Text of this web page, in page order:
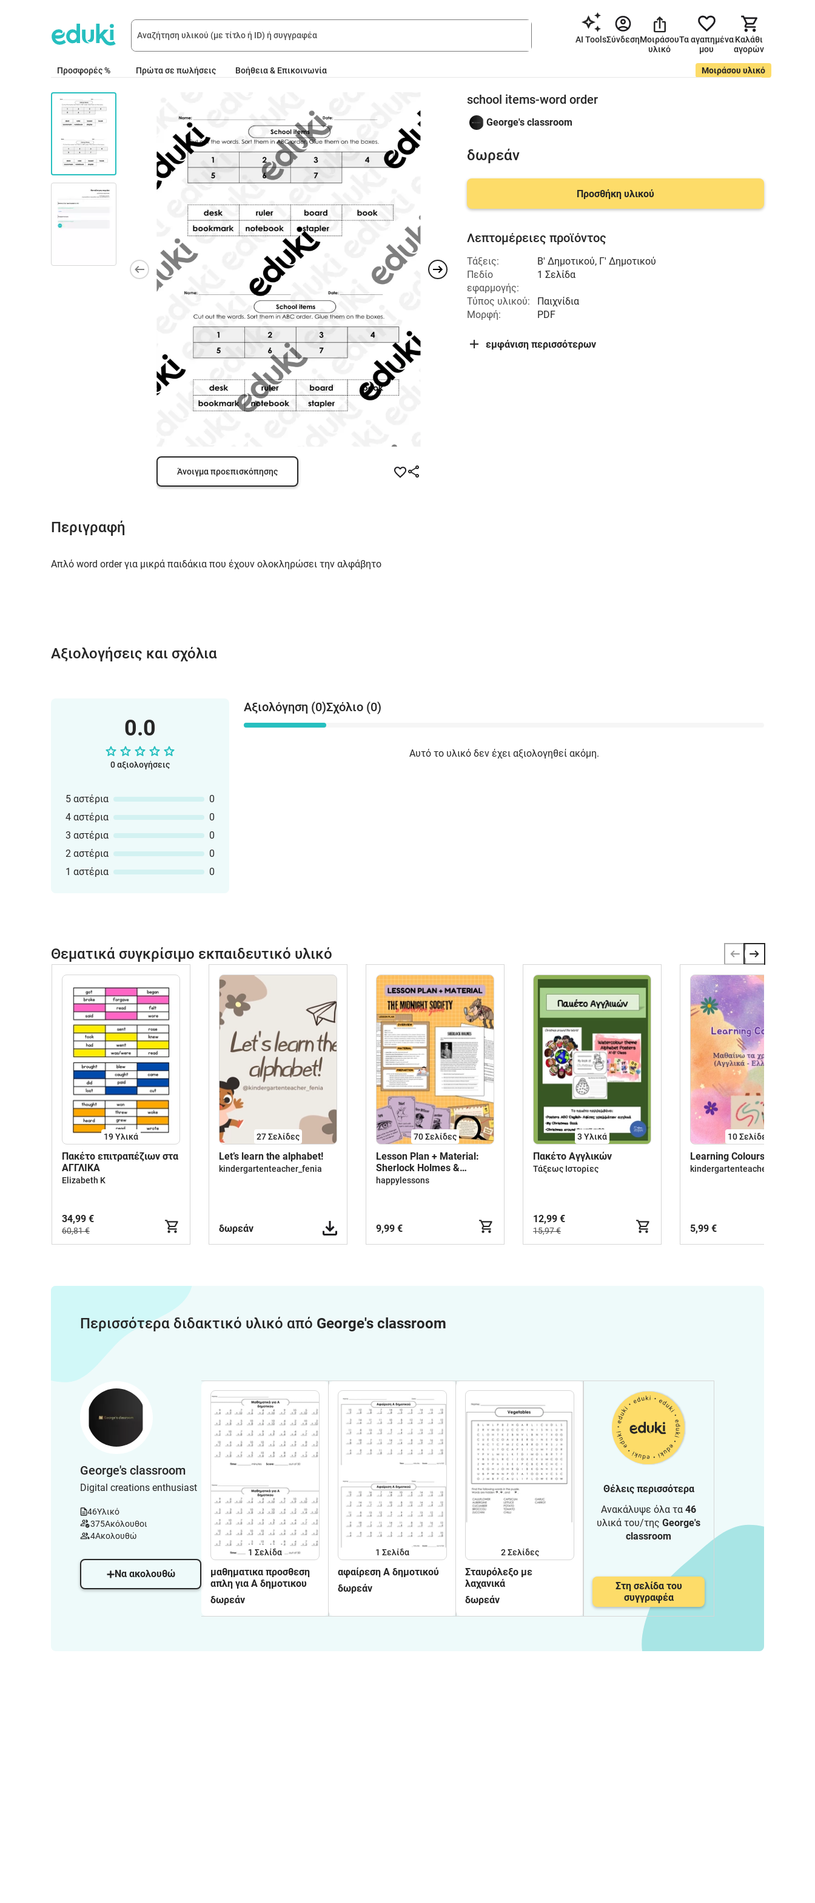
AI ToolsΣύνδεσηΜοιράσου
υλικό
Τα αγαπημένα
μου
Καλάθι
αγορών
Προσφορές % Πρώτα σε πωλήσεις Μοιράσου υλικό
Βοήθεια & Επικοινωνία
Άνοιγμα προεπισκόπησης
Περιγραφή
Απλό word order για μικρά παιδάκια που έχουν ολοκληρώσει την αλφάβητο
school items-word order
George's classroom
δωρεάν
Προσθήκη υλικού
Λεπτομέρειες προϊόντος
Τάξεις: Β' Δημοτικού, Γ' Δημοτικού
Πεδίο
εφαρμογής:
1 Σελίδα
Τύπος υλικού:
Παιχνίδια
Μορφή:
PDF
εμφάνιση περισσότερων
Αξιολογήσεις και σχόλια
0.0
0 αξιολογήσεις
5 αστέρια
0
4 αστέρια
0
3 αστέρια
0
2 αστέρια
0
1 αστέρια
0
Αξιολόγηση (0)Σχόλιο (0)
Αυτό το υλικό δεν έχει αξιολογηθεί ακόμη.
Θεματικά συγκρίσιμο εκπαιδευτικό υλικό
19 Υλικά
Πακέτο επιτραπέζιων στα
ΑΓΓΛΙΚΑ
Elizabeth K
34,99 €
60,81 €
27Σελίδες
Let’s learn the alphabet!
kindergartenteacher_fenia
δωρεάν
70Σελίδες
Lesson Plan + Material:
Sherlock Holmes &
Detective Stories
happylessons
9,99 €
3 Υλικά
Πακέτο Αγγλικών
Τάξεως Ιστορίες
12,99 €
15,97 €
10Σελίδες
Learning Colours!
kindergartenteacher_fenia
5,99 €
Περισσότερα διδακτικό υλικό από George's classroom
George's classroom
Digital creations enthusiast
46Υλικό
375Ακόλουθοι
4Ακολουθώ
Να ακολουθώ
1 Σελίδα
μαθηματικα προσθεση
απλη για Α δημοτικου
δωρεάν
1 Σελίδα
αφαίρεση Α δημοτικού
δωρεάν
2Σελίδες
Σταυρόλεξο με
λαχανικά
δωρεάν
Θέλεις περισσότερα
Ανακάλυψε όλα τα 46
υλικά του/της George's
classroom
Στη σελίδα του
συγγραφέα